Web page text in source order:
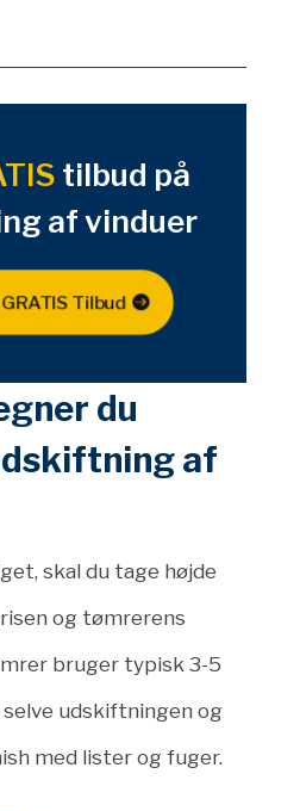
tilbud på
af vinduer
Tilbud
du
af
skal du tage højde
og tømrerens
bruger typisk 3-5
udskiftningen og
med lister og fuger.